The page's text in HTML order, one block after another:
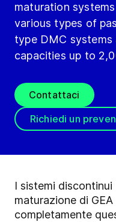
maturation
various types of
type DMC systems
capacities up to
Contattaci
Richiedi un
I sistemi
maturazione di
completamente